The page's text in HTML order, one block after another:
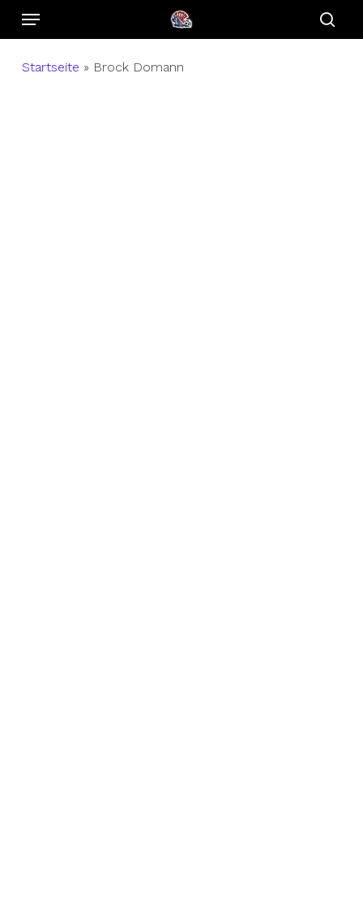
SkipMenu
Startseite » Brock Domann